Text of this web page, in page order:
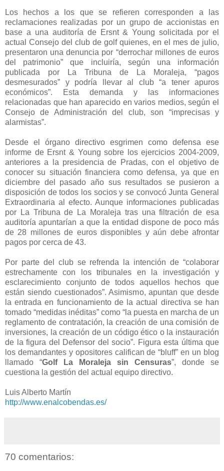
Los hechos a los que se refieren corresponden a las
reclamaciones realizadas por un grupo de accionistas en
base a una auditoría de Ersnt & Young solicitada por el
actual Consejo del club de golf quienes, en el mes de julio,
presentaron una denuncia por “derrochar millones de euros
del patrimonio” que incluiría, según una información
publicada por La Tribuna de La Moraleja, “pagos
desmesurados” y podría llevar al club “a tener apuros
económicos”. Esta demanda y las informaciones
relacionadas que han aparecido en varios medios, según el
Consejo de Administración del club, son “imprecisas y
alarmistas”.
Desde el órgano directivo esgrimen como defensa ese
informe de Ersnt & Young sobre los ejercicios 2004-2009,
anteriores a la presidencia de Pradas, con el objetivo de
conocer su situación financiera como defensa, ya que en
diciembre del pasado año sus resultados se pusieron a
disposición de todos los socios y se convocó Junta General
Extraordinaria al efecto. Aunque informaciones publicadas
por La Tribuna de La Moraleja tras una filtración de esa
auditoría apuntarían a que la entidad dispone de poco más
de 28 millones de euros disponibles y aún debe afrontar
pagos por cerca de 43.
Por parte del club se refrenda la intención de “colaborar
estrechamente con los tribunales en la investigación y
esclarecimiento conjunto de todos aquellos hechos que
están siendo cuestionados”. Asimismo, apuntan que desde
la entrada en funcionamiento de la actual directiva se han
tomado “medidas inéditas” como “la puesta en marcha de un
reglamento de contratación, la creación de una comisión de
inversiones, la creación de un código ético o la instauración
de la figura del Defensor del socio”. Figura esta última que
los demandantes y opositores califican de “bluff” en un blog
llamado “Golf La Moraleja sin Censuras”, donde se
cuestiona la gestión del actual equipo directivo.
Luis Alberto Martín
http://www.enalcobendas.es/
70 comentarios: